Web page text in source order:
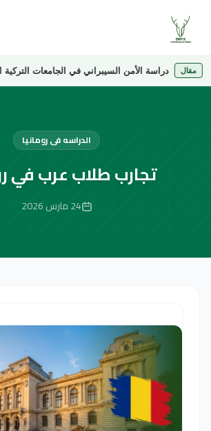
دراسة الأمن السيبراني في الجامعات التركية الخاصة
الدراسه فى رومانيا
تجارب طلاب عرب في
24 مارس 2026